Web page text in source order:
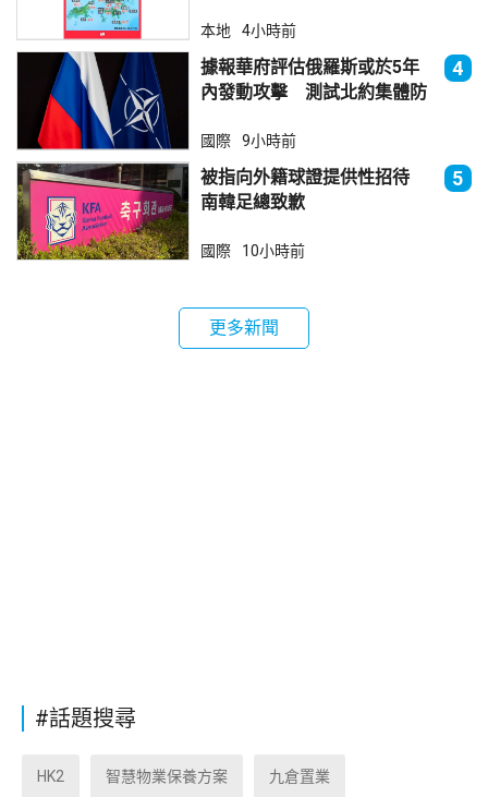
本地 4小時前
據報華府評估俄羅斯或於5年
內發動攻擊 測試北約集體防
4
國際 9小時前
被指向外籍球證提供性招待
南韓足總致歉
5
國際 10小時前
更多新聞
#話題搜尋
HK2 智慧物業保養方案 九倉置業